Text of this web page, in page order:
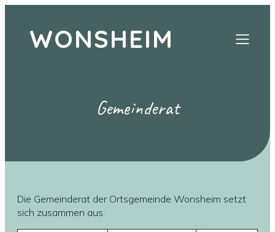
WONSHEIM
Gemeinderat
Die Gemeinderat der Ortsgemeinde Wonsheim setzt
sich zusammen aus: